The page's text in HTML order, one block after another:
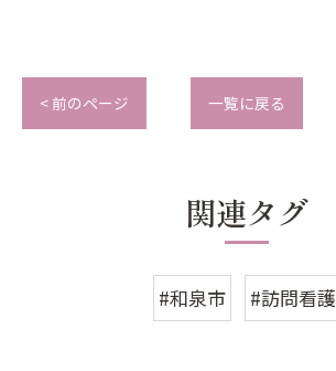
< 前のページ 一覧に戻る
関連タグ
#和泉市 #訪問看護